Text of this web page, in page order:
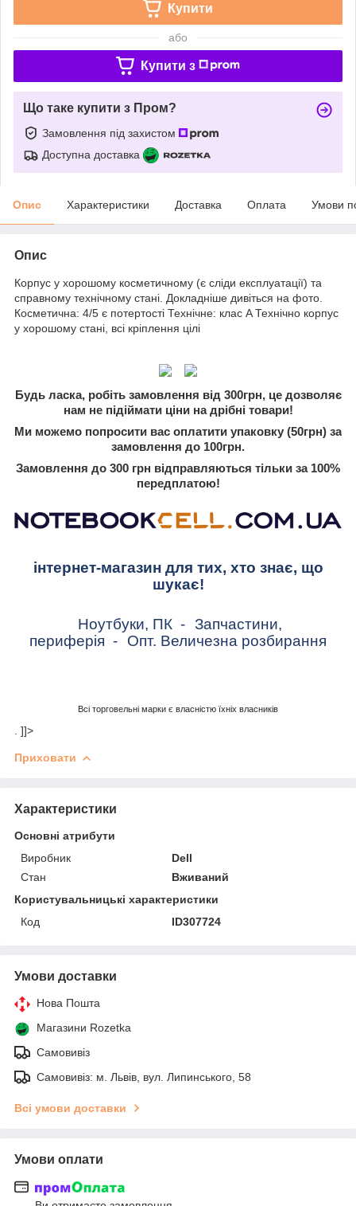
Купити
або
Купити з
Що таке купити з Пром?
Замовлення під захистом
Доступна доставка
Опис Характеристики Доставка Оплата Умови
Опис
Корпус у хорошому косметичному (є сліди експлуатації) та
справному технічному стані. Докладніше дивіться на фото.
Косметична: 4/5 є потертості Технічне: клас A Технічно корпус
у хорошому стані, всі кріплення цілі
Будь ласка, робіть замовлення від 300грн, це дозволяє
нам не підіймати ціни на дрібні товари!
Ми можемо попросити вас оплатити упаковку (50грн) за
замовлення до 100грн.
Замовлення до 300 грн відправляються тільки за 100%
передплатою!
інтернет-магазин для тих, хто знає, що
шукає!
Ноутбуки, ПК - Запчастини,
периферія - Опт. Величезна розбирання
Всі торговельні марки є власністю їхніх власників
. ]]>
Приховати
Характеристики
Основні атрибути
Виробник
Dell
Стан
Вживаний
Користувальницькі характеристики
Код
ID307724
Умови доставки
Нова Пошта
Магазини Rozetka
Самовивіз
Самовивіз: м. Львів, вул. Липинського, 58
Всі умови доставки
Умови оплати